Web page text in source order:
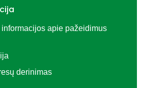
apie pažeidimus
derinimas